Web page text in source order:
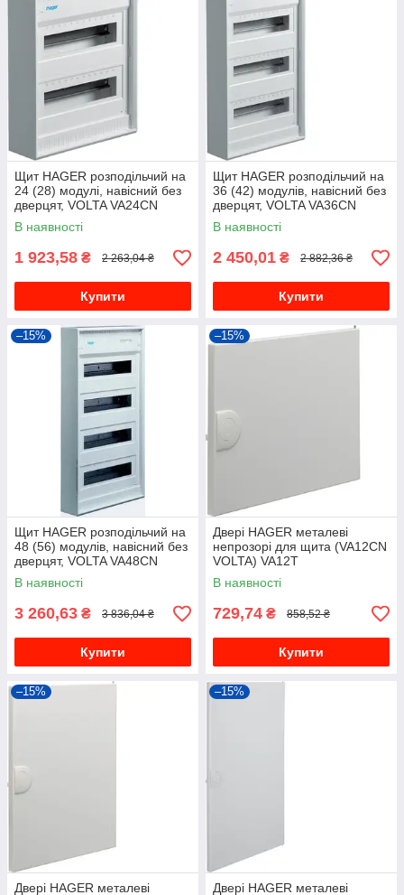
Щит HAGER розподільчий на
24 (28) модулі, навісний без
дверцят, VOLTA VA24CN
В наявності
1 923,58 ₴ 2 263,04 ₴
Купити
Щит HAGER розподільчий на
36 (42) модулів, навісний без
дверцят, VOLTA VA36CN
В наявності
2 450,01 ₴ 2 882,36 ₴
Купити
–15%
Щит HAGER розподільчий на
48 (56) модулів, навісний без
дверцят, VOLTA VA48CN
В наявності
3 260,63 ₴ 3 836,04 ₴
Купити
–15%
Двері HAGER металеві
непрозорі для щита (VA12CN
VOLTA) VA12T
В наявності
729,74 ₴ 858,52 ₴
Купити
–15%
Двері HAGER металеві
–15%
Двері HAGER металеві